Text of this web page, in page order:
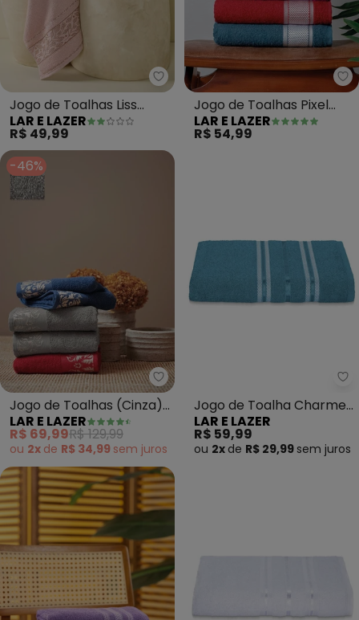
Lar e Lazer - Jogo de Toalhas
Jogo de Toalhas Liss
(Rosa) 2 Peças
LAR E LAZER
R$ 49,99
Jogo de Toalhas Pixel
(Off White) 2 Peças
LAR E LAZER
R$ 54,99
-46%
Lar e Lazer - Jogo de Toalhas
Jogo de Toalhas (Cinza)
2 Peças
LAR E LAZER
R$ 69,99R$ 129,99
ou 2x de R$ 34,99 sem juros
Jogo de Toalha Charme
(Azul Caribe) 2 Peças
LAR E LAZER
R$ 59,99
ou 2x de R$ 29,99 sem juros